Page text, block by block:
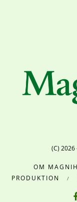
(C) 2026
OM
PRODUKTION